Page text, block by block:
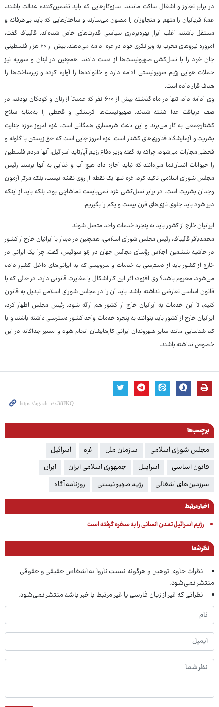
در برابر تجاوز و اشغال ساکت ماندند. سازوکارهایی که باید تضمین‌کننده عدالت باشند،
عملا قربانیان را متهم و متجاوزان را مصون می‌سازند و ساختارهایی که باید بی‌طرفانه و
مستقل باشند، اغلب ابزار بهره‌برداری سیاسی قدرت‌های خاص شده‌اند. قالیباف گفت:
امروزه نیروهای مخرب به ویرانگری خود در غزه ادامه می‌دهند. بیش از ۶۰ هزار فلسطینی
جان خود را با نسل‌کشی صهیونیست‌ها از دست دادند. همچنین در لبنان و سوریه نیز
حملات هوایی رژیم صهیونیستی ادامه دارد و خانواده‌ها را آواره کرده و زیرساخت‌ها را
هدف قرار داده است.
وی ادامه داد: تنها در ماه گذشته بیش از ۶۰۰ نفر که عمدتا از زنان و کودکان بودند، در
صف دریافت غذا کشته شدند. صهیونیست‌ها گرسنگی و قحطی را به‌مثابه سلاح
کشتارجمعی به کار می‌برند و این باعث شرمساری همگانی است. غزه امروز موزه جنایت
بشریت و آزمایشگاه فناوری‌های کشتار است. غزه امروز جایی است که حق زیستن با گلوله و
قحطی مجازات می‌شود، چراکه به گفته وزیر دفاع رژیم آپارتاید اسرائیل، آنها مردم فلسطین
را حیوانات انسان‌نما می‌دانند که نباید اجازه داد هیچ آب و غذایی به آنها برسد. رئیس
مجلس شورای اسلامی تاکید کرد: غزه تنها یک نقطه از روی نقشه نیست، بلکه مرکز آزمون
وجدان بشریت است. در برابر نسل‌کشی غزه نمی‌بایست تماشاچی بود، بلکه باید از اینکه
دیر شود باید جلوی نازی‌های قرن بیست و یکم را بگیریم.
ایرانیان خارج از کشور باید به پنجره خدمات واحد متصل شوند
محمدباقر قالیباف، رئیس مجلس شورای اسلامی، همچنین در دیدار با ایرانیان خارج از کشور
در حاشیه ششمین اجلاس رؤسای مجالس جهان در ژنو سوئیس، گفت: چرا یک ایرانی در
خارج از کشور باید از دسترسی به خدمات و سرویسی که به ایرانی‌های داخل کشور داده
می‌شود، محروم باشد؟ وی افزود: اگر این کار اشکال یا مغایرت قانونی دارد، در حالی که با
قانون اساسی تعارضی نداشته باشد، باید آن را در مجلس شورای اسلامی تبدیل به قانون
کنیم، تا این خدمات به ایرانیان خارج از کشور هم ارائه شود. رئیس مجلس اظهار کرد:
ایرانیان خارج از کشور باید بتوانند به پنجره خدمات واحد کشور دسترسی داشته باشند و با
کد شناسایی مانند سایر شهروندان ایرانی کارهایشان انجام شود و مسیر جداگانه در این
خصوص نداشته باشند.
برچسب‌ها
مجلس شورای اسلامی سازمان ملل غزه
اسرائیل
قانون اساسی
اسراییل جمهوری اسلامی ایران
ایران
سرزمین‌های اشغالی
رژیم صهیونیستی روزنامه آگاه
اخبار مرتبط
رژیم اسرائیل تمدن انسانی را به سخره گرفته است
نظر شما
نظرات حاوی توهین و هرگونه نسبت ناروا به اشخاص حقیقی و حقوقی
منتشر نمی‌شود.
نظراتی که غیر از زبان فارسی یا غیر مرتبط با خبر باشد منتشر نمی‌شود.